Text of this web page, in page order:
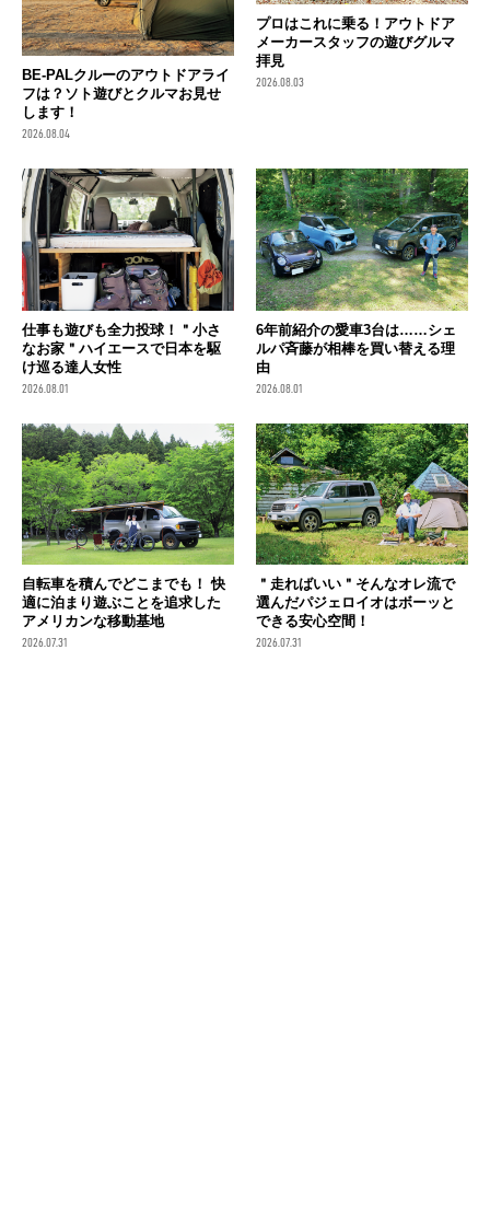
BE-PALクルーのアウトドアライ
フは？ソト遊びとクルマお見せ
します！
2026.08.04
プロはこれに乗る！アウトドア
メーカースタッフの遊びグルマ
拝見
2026.08.03
仕事も遊びも全力投球！＂小さ
なお家＂ハイエースで日本を駆
け巡る達人女性
2026.08.01
6年前紹介の愛車3台は……シェ
ルパ斉藤が相棒を買い替える理
由
2026.08.01
自転車を積んでどこまでも！ 快
適に泊まり遊ぶことを追求した
アメリカンな移動基地
2026.07.31
＂走ればいい＂そんなオレ流で
選んだパジェロイオはボーッと
できる安心空間！
2026.07.31